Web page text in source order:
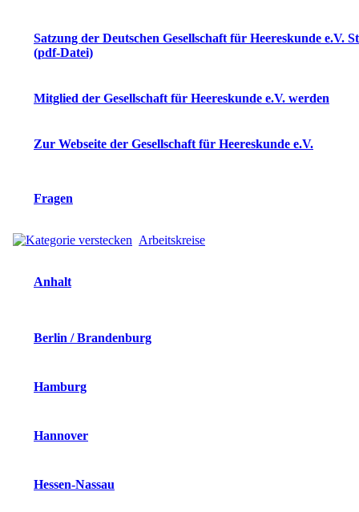
Satzung der Deutschen Gesellschaft für Heereskunde e.V.
(pdf-Datei)
Mitglied der Gesellschaft für Heereskunde e.V. werden
Zur Webseite der Gesellschaft für Heereskunde e.V.
Fragen
Arbeitskreise
Anhalt
Berlin / Brandenburg
Hamburg
Hannover
Hessen-Nassau